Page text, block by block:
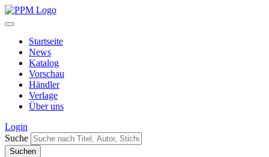
Startseite
News
Katalog
Vorschau
Händler
Verlage
Über uns
Login
Suche